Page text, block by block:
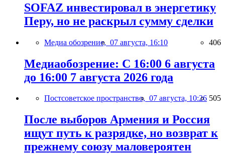
SOFAZ инвестировал в энергетику
Перу, но не раскрыл сумму сделки
Медиа обозрение, 07 августа, 16:10 406
Медиаобозрение: С 16:00 6 августа
до 16:00 7 августа 2026 года
Постсоветское пространство, 07 августа, 10:26 505
После выборов Армения и Россия
ищут путь к разрядке, но возврат к
прежнему союзу маловероятен